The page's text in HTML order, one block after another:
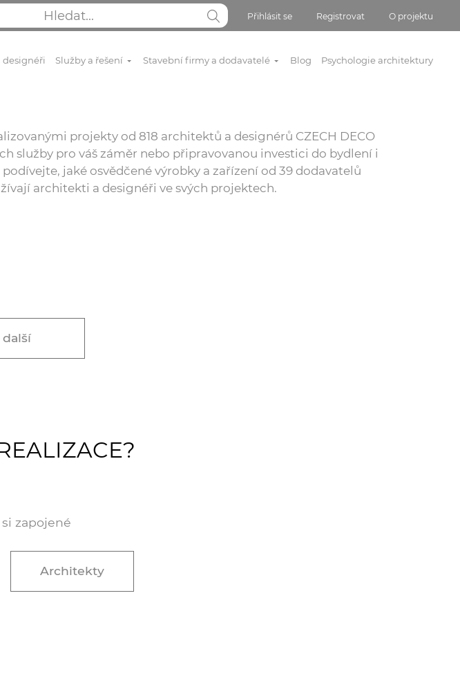
Přihlásit se Registrovat O projektu
designéři Služby a řešení Stavební firmy a dodavatelé Blog Psychologie architektury
projekty od 818 architektů a designérů CZECH DECO
služby pro váš záměr nebo připravovanou investici do bydlení i
jaké osvědčené výrobky a zařízení od 39 dodavatelů
architekti a designéři ve svých projektech.
další
zapojené
Architekty